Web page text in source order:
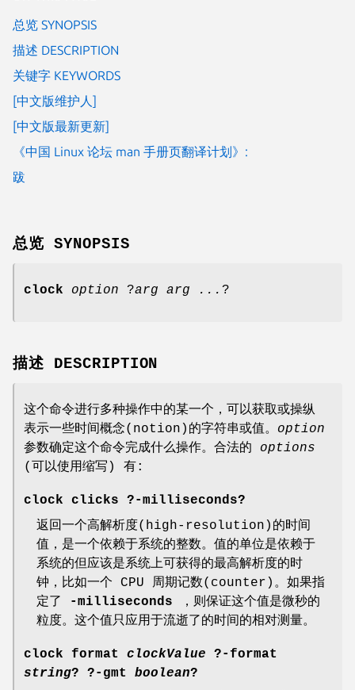
总览 SYNOPSIS
描述 DESCRIPTION
关键字 KEYWORDS
[中文版维护人]
[中文版最新更新]
《中国 Linux 论坛 man 手册页翻译计划》:
跋
总览 SYNOPSIS
clock option ?arg arg ... ?
描述 DESCRIPTION
这个命令进行多种操作中的某一个，可以获取或操纵
表示一些时间概念(notion)的字符串或值。 option
参数确定这个命令完成什么操作。合法的 options
(可以使用缩写) 有:
clock clicks ?-milliseconds?
返回一个高解析度(high-resolution)的时间
值，是一个依赖于系统的整数。值的单位是依赖于
系统的但应该是系统上可获得的最高解析度的时
钟，比如一个 CPU 周期记数(counter)。如果指
定了
-milliseconds ，则保证这个值是微秒的
粒度。这个值只应用于流逝了的时间的相对测量。
clock format clockValue ?-format
string? ?-gmt boolean?